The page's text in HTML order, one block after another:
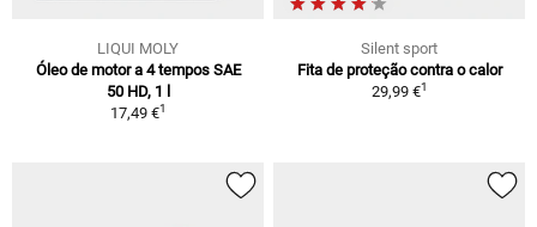
LIQUI MOLY
Óleo de motor a 4 tempos SAE
50 HD, 1 l
17,49 €1
Silent sport
Fita de proteção contra o calor
29,99 €1